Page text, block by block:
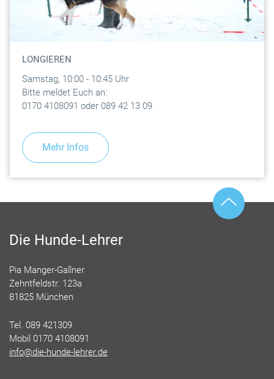
LONGIEREN
Samstag, 10:00 - 10:45 Uhr
Bitte meldet Euch an:
0170 4108091 oder 089 42 13 09
Mehr Infos
Die Hunde-Lehrer
Pia Manger-Gallner
Zehntfeldstr. 123a
81825 München
Tel. 089 421309
Mobil 0170 4108091
info@die-hunde-lehrer.de